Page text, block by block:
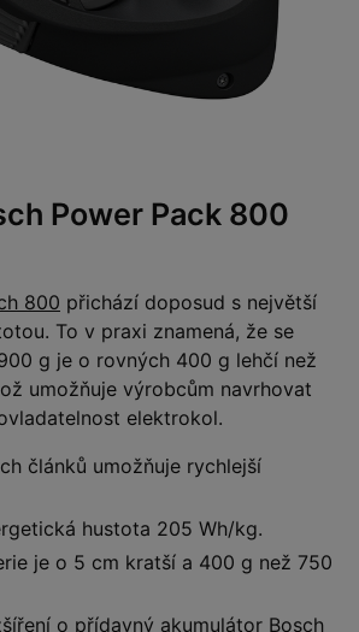
Power Pack 800
800 přichází doposud s největší
To v praxi znamená, že se
g je o rovných 400 g lehčí než
umožňuje výrobcům navrhovat
elektrokol.
článků umožňuje rychlejší
hustota 205 Wh/kg.
je o 5 cm kratší a 400 g než 750
o přídavný akumulátor Bosch